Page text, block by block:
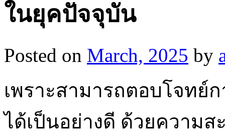
ในยุคปัจจุบัน
Posted on March, 2025 by
เพราะสามารถตอบโจทย์
ได้เป็นอย่างดี ด้วยความ